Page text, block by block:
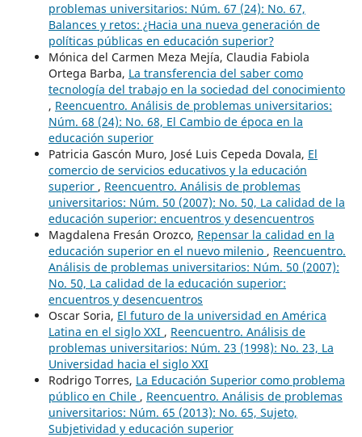
problemas universitarios: Núm. 67 (24): No. 67,
Balances y retos: ¿Hacia una nueva generación de
políticas públicas en educación superior?
Mónica del Carmen Meza Mejía, Claudia Fabiola
Ortega Barba, La transferencia del saber como
tecnología del trabajo en la sociedad del conocimiento
, Reencuentro. Análisis de problemas universitarios:
Núm. 68 (24): No. 68, El Cambio de época en la
educación superior
Patricia Gascón Muro, José Luis Cepeda Dovala, El
comercio de servicios educativos y la educación
superior , Reencuentro. Análisis de problemas
universitarios: Núm. 50 (2007): No. 50, La calidad de la
educación superior: encuentros y desencuentros
Magdalena Fresán Orozco, Repensar la calidad en la
educación superior en el nuevo milenio , Reencuentro.
Análisis de problemas universitarios: Núm. 50 (2007):
No. 50, La calidad de la educación superior:
encuentros y desencuentros
Oscar Soria, El futuro de la universidad en América
Latina en el siglo XXI , Reencuentro. Análisis de
problemas universitarios: Núm. 23 (1998): No. 23, La
Universidad hacia el siglo XXI
Rodrigo Torres, La Educación Superior como problema
público en Chile , Reencuentro. Análisis de problemas
universitarios: Núm. 65 (2013): No. 65, Sujeto,
Subjetividad y educación superior